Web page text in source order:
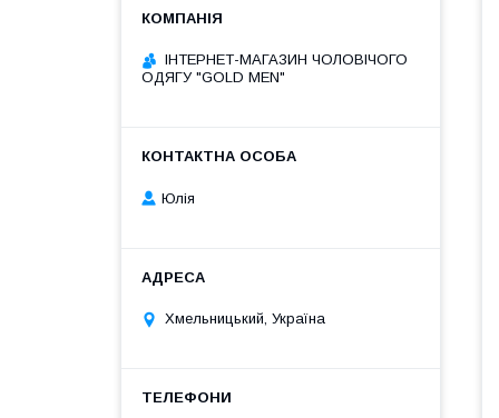
ІНТЕРНЕТ-МАГАЗИН ЧОЛОВІЧОГО
ОДЯГУ "GOLD MEN"
Юлія
Хмельницький, Україна